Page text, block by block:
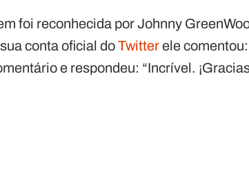
foi reconhecida por Johnny
conta oficial doTwitterele comentou:
e respondeu: “Incrível.